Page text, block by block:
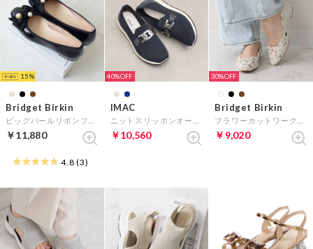
15
Bridget Birkin
￥11,880
4.8 (3)
40%
IMAC
￥10,560
30%
Bridget Birkin
￥9,020